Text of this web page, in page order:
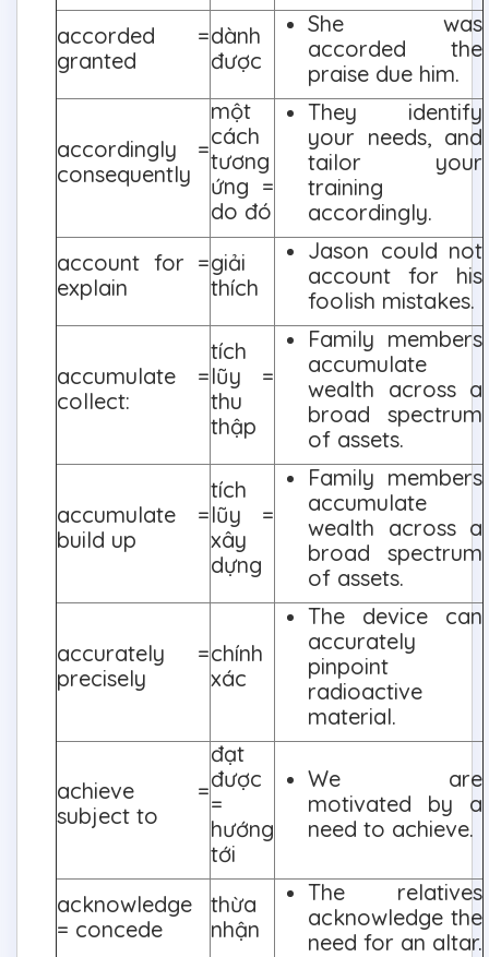
accorded =
granted
dành
được
She was
accorded the
praise due him.
accordingly =
consequently
một
cách
tương
ứng =
do đó
They identify
your needs, and
tailor your
training
accordingly.
account for =
explain
giải
thích
Jason could not
account for his
foolish mistakes.
accumulate =
collect:
tích
lũy =
thu
thập
Family members
accumulate
wealth across a
broad spectrum
of assets.
accumulate =
build up
tích
lũy =
xây
dựng
Family members
accumulate
wealth across a
broad spectrum
of assets.
accurately =
precisely
chính
xác
The device can
accurately
pinpoint
radioactive
material.
achieve =
subject to
đạt
được
=
hướng
tới
We are
motivated by a
need to achieve.
acknowledge
= concede
thừa
nhận
The relatives
acknowledge the
need for an altar.